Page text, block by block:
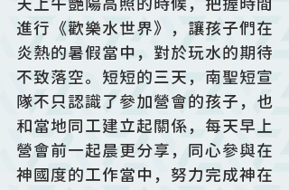
進行《歡樂水世界》，讓孩子們在
炎熱的暑假當中，對於玩水的期待
不致落空。短短的三天，南聖短宣
隊不只認識了參加營會的孩子，也
和當地同工建立起關係，每天早上
營會前一起晨更分享，同心參與在
神國度的工作當中，努力完成神在